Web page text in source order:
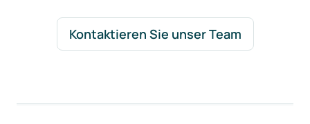
Kontaktieren Sie unser Team